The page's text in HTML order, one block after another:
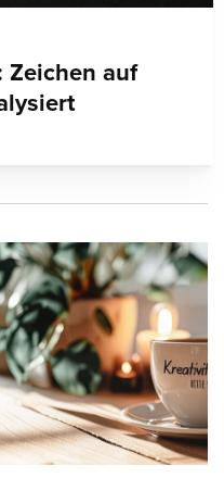
Zeichen auf